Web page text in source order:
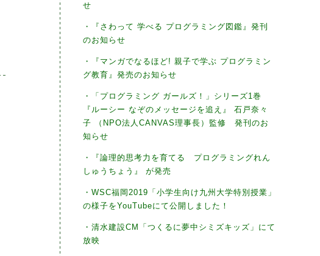
せ
・『さわって 学べる プログラミング図鑑』発刊
のお知らせ
・『マンガでなるほど! 親子で学ぶ プログラミン
グ教育』発売のお知らせ
・「プログラミング ガールズ！」シリーズ1巻
『ルーシー なぞのメッセージを追え』 石戸奈々
子 （NPO法人CANVAS理事長）監修 発刊のお
知らせ
・『論理的思考力を育てる プログラミングれん
しゅうちょう』 が発売
・WSC福岡2019「小学生向け九州大学特別授業」
の様子をYouTubeにて公開しました！
・清水建設CM「つくるに夢中シミズキッズ」にて
放映